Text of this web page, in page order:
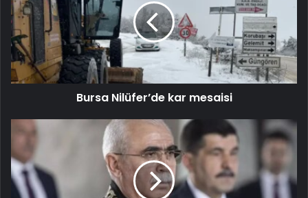
Bursa Nilüfer’de kar mesaisi